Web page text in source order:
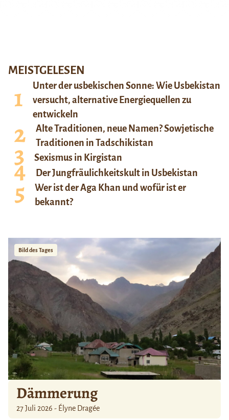
MEISTGELESEN
Unter der usbekischen Sonne: Wie Usbekistan
versucht, alternative Energiequellen zu
entwickeln
Alte Traditionen, neue Namen? Sowjetische
Traditionen in Tadschikistan
Sexismus in Kirgistan
Der Jungfräulichkeitskult in Usbekistan
Wer ist der Aga Khan und wofür ist er
bekannt?
Bild des Tages
Dämmerung
27 Juli 2026 - Élyne Dragée